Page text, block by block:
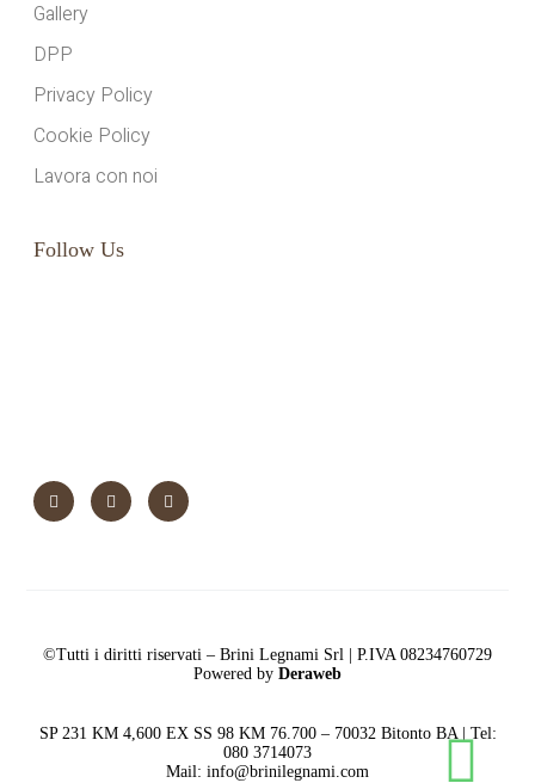
Gallery
DPP
Privacy Policy
Cookie Policy
Lavora con noi
Follow Us
©Tutti i diritti riservati – Brini Legnami Srl | P.IVA 08234760729
Powered by Deraweb
SP 231 KM 4,600 EX SS 98 KM 76.700 – 70032 Bitonto BA | Tel:
080 3714073
Mail: info@brinilegnami.com